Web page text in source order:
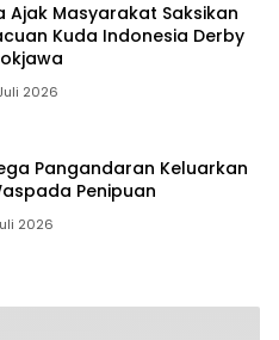
Ajak Masyarakat Saksikan
Kuda Indonesia Derby
2026
Pangandaran Keluarkan
Penipuan
2026